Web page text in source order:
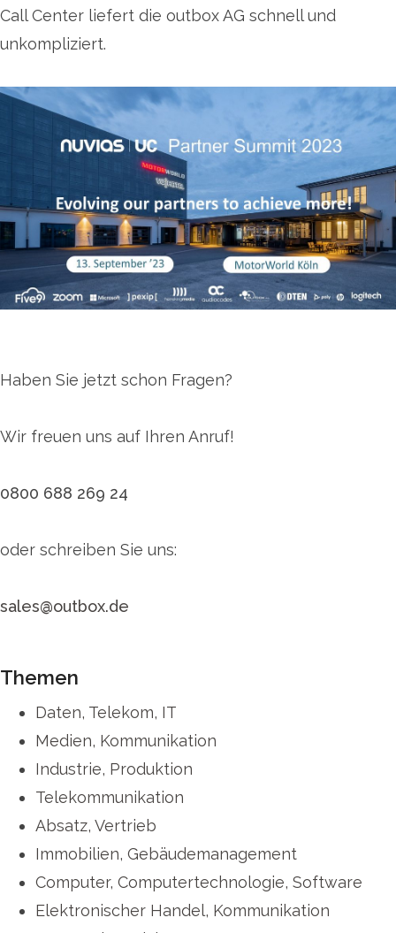
Call Center liefert die outbox AG schnell und
unkompliziert.
Haben Sie jetzt schon Fragen?
Wir freuen uns auf Ihren Anruf!
0800 688 269 24
oder schreiben Sie uns:
sales@outbox.de
Themen
Daten, Telekom, IT
Medien, Kommunikation
Industrie, Produktion
Telekommunikation
Absatz, Vertrieb
Immobilien, Gebäudemanagement
Computer, Computertechnologie, Software
Elektronischer Handel, Kommunikation